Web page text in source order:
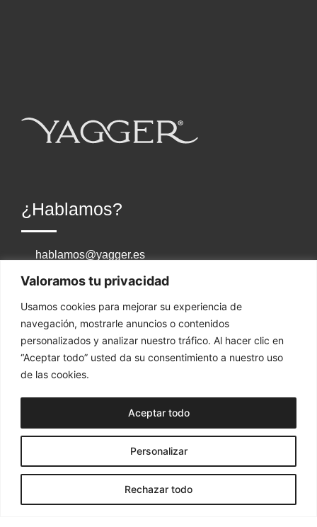
Valoramos tu privacidad
Usamos cookies para mejorar su experiencia de
navegación, mostrarle anuncios o contenidos
personalizados y analizar nuestro tráfico. Al hacer clic en
“Aceptar todo” usted da su consentimiento a nuestro uso
de las cookies.
Personalizar
Rechazar todo
Aceptar todo
¿Hablamos?
hablamos@yagger.es
Síguenos
¿Dónde estamos?
ZARAGOZA | TENERIFE | MADRID | MÁLAGA